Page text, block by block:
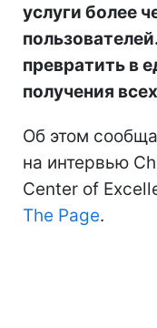
услуги более
превратить в
получения
Об этом
на интервью
Center of
The Page.